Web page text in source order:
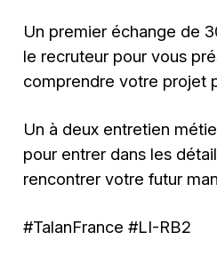
Un premier échange de
le recruteur pour vous
comprendre votre projet
Un à deux entretien
pour entrer dans les
rencontrer votre futur
#TalanFrance #LI-RB2